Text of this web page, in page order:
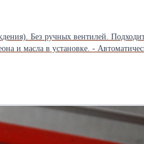
Без ручных вентилей.
и масла в установке. -
маслозаполненные манометры
контура высокого и низкого
корректировки) -
понятные инструкции. -
и фильтру через сервисную
насос VE115 с высоким ресурсом -
(во избежание